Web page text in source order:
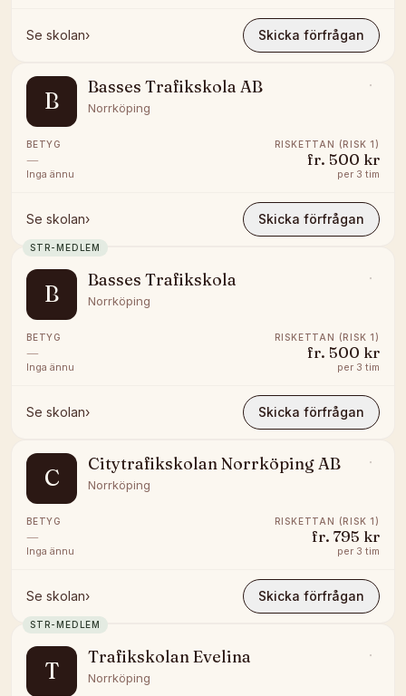
Se skolan› Skicka förfrågan
B
Basses Trafikskola AB
Norrköping
BETYG
—
Inga ännu
RISKETTAN (RISK 1)
fr. 500 kr
per 3 tim
Se skolan› Skicka förfrågan
STR-MEDLEM
B
Basses Trafikskola
Norrköping
BETYG
—
Inga ännu
RISKETTAN (RISK 1)
fr. 500 kr
per 3 tim
Se skolan› Skicka förfrågan
C
Citytrafikskolan Norrköping AB
Norrköping
BETYG
—
Inga ännu
RISKETTAN (RISK 1)
fr. 795 kr
per 3 tim
Se skolan› Skicka förfrågan
STR-MEDLEM
T
Trafikskolan Evelina
Norrköping